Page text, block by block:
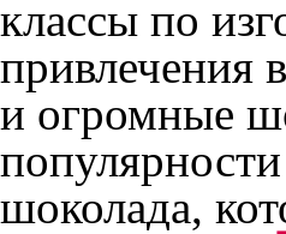
классы по
привлечения
и огромные
шоколада,